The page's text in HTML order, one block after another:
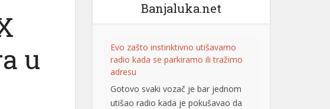
u
Banjaluka.net
Evo zašto instinktivno utišavamo
radio kada se parkiramo ili tražimo
adresu
Gotovo svaki vozač je bar jednom
utišao radio kada je pokušavao da